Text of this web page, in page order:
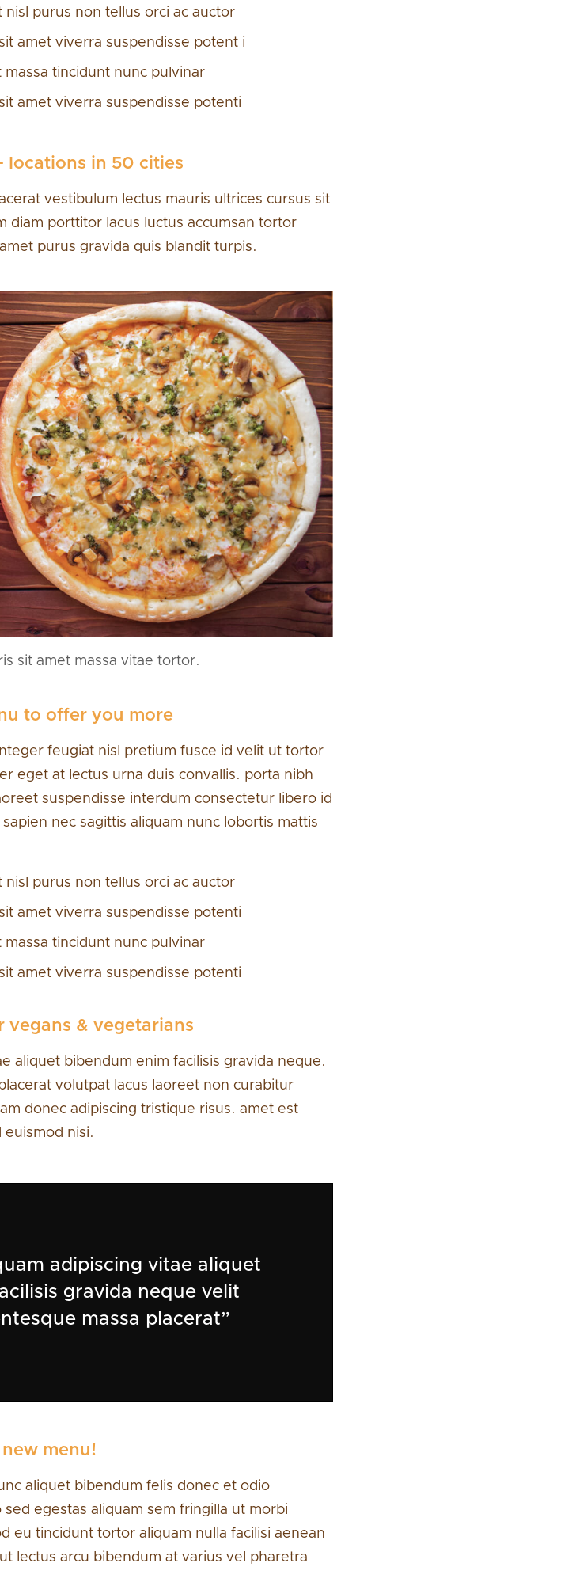
purus non tellus orci ac auctor
amet viverra suspendisse potent i
tincidunt nunc pulvinar
amet viverra suspendisse potenti
locations in 50 cities
vestibulum lectus mauris ultrices cursus sit
diam porttitor lacus luctus accumsan tortor
purus gravida quis blandit turpis.
sit amet massa vitae tortor.
to offer you more
feugiat nisl pretium fusce id velit ut tortor
eget at lectus urna duis convallis. porta nibh
suspendisse interdum consectetur libero id
nec sagittis aliquam nunc lobortis mattis
purus non tellus orci ac auctor
amet viverra suspendisse potenti
tincidunt nunc pulvinar
amet viverra suspendisse potenti
vegans & vegetarians
aliquet bibendum enim facilisis gravida neque.
volutpat lacus laoreet non curabitur
donec adipiscing tristique risus. amet est
euismod nisi.
adipiscing vitae aliquet
gravida neque velit
massa placerat”
menu!
aliquet bibendum felis donec et odio
egestas aliquam sem fringilla ut morbi
eu tincidunt tortor aliquam nulla facilisi aenean
lectus arcu bibendum at varius vel pharetra